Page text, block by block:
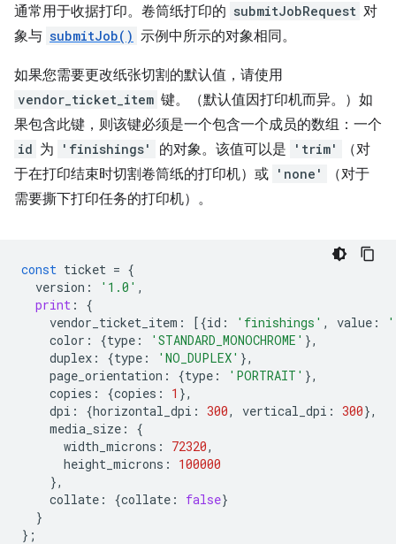
通常用于收据打印。卷筒纸打印的 submitJobRequest 对
象与 submitJob() 示例中所示的对象相同。
如果您需要更改纸张切割的默认值，请使用
vendor_ticket_item 键。（默认值因打印机而异。）如
果包含此键，则该键必须是一个包含一个成员的数组：一个
id 为 'finishings' 的对象。该值可以是 'trim'
（对
于在打印结束时切割卷筒纸的打印机）或 'none'
（对于
需要撕下打印任务的打印机）。
const ticket = {
version : '1.0' ,
print :
{
vendor_ticket_item : [{id : 'finishings' , value :
color : {type : 'STANDARD_MONOCHROME' },
duplex : {type : 'NO_DUPLEX' },
page_orientation : {type : 'PORTRAIT' },
copies : {copies : 1 },
dpi : {horizontal_dpi : 300, vertical_dpi : 300},
media_size :
{
width_microns : 72320,
height_microns :
100000
},
collate : {collate : false}
}
};